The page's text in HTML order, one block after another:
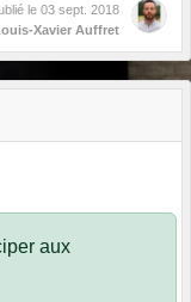
le 03 sept. 2018
Xavier Auffret
aux